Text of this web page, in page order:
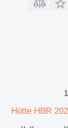
1
Hütte HBR 202